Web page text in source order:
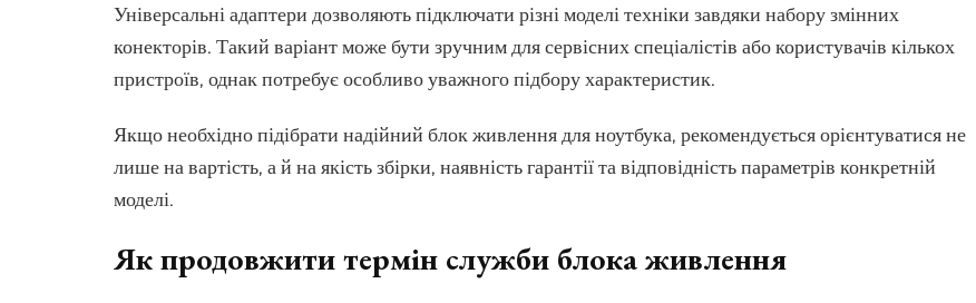
Універсальні адаптери дозволяють підключати різні моделі техніки завдяки набору змінних
конекторів. Такий варіант може бути зручним для сервісних спеціалістів або користувачів кількох
пристроїв, однак потребує особливо уважного підбору характеристик.
Якщо необхідно підібрати надійний блок живлення для ноутбука, рекомендується орієнтуватися не
лише на вартість, а й на якість збірки, наявність гарантії та відповідність параметрів конкретній
моделі.
Як продовжити термін служби блока живлення